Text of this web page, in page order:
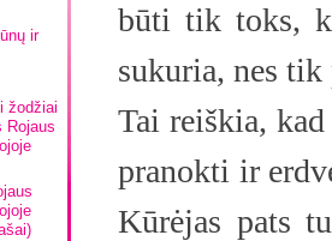
ir
žodžiai
Rojaus
būti tik toks,
sukuria, nes
Tai reiškia,
pranokti ir
Kūrėjas pats